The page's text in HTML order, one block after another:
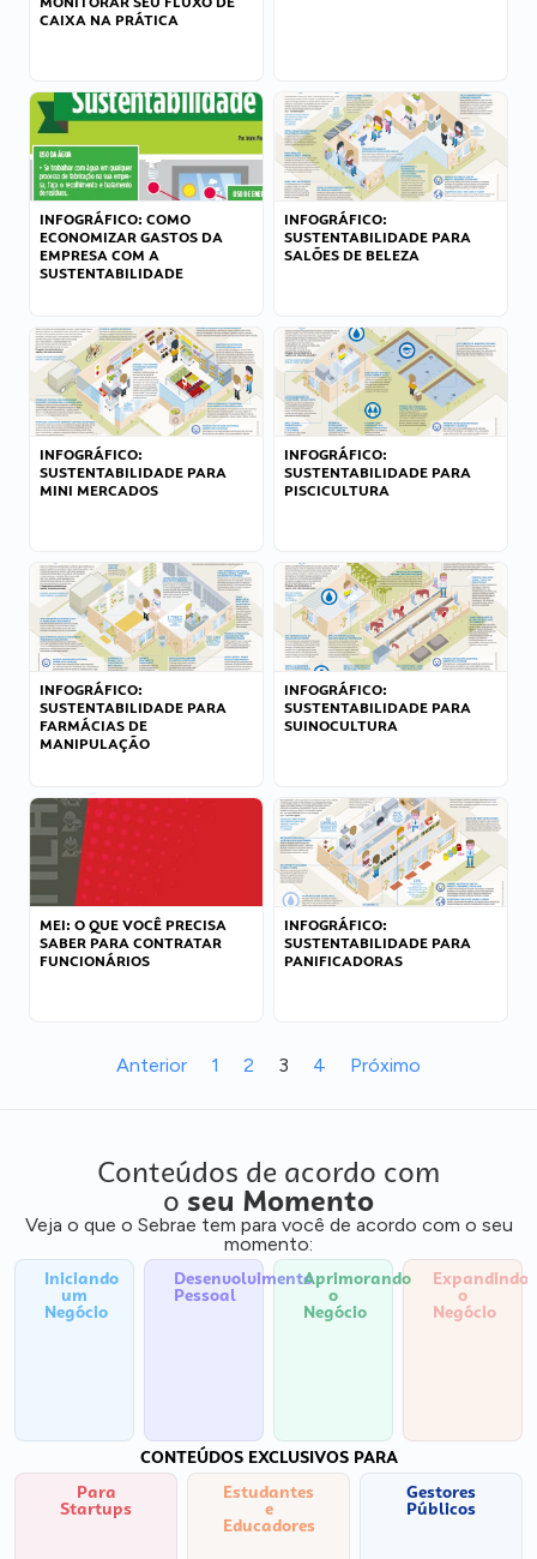
CAIXA NA PRÁTICA
INFOGRÁFICO: COMO
ECONOMIZAR GASTOS DA
EMPRESA COM A
SUSTENTABILIDADE
INFOGRÁFICO:
SUSTENTABILIDADE PARA
SALÕES DE BELEZA
INFOGRÁFICO:
SUSTENTABILIDADE PARA
MINI MERCADOS
INFOGRÁFICO:
SUSTENTABILIDADE PARA
PISCICULTURA
INFOGRÁFICO:
SUSTENTABILIDADE PARA
FARMÁCIAS DE
MANIPULAÇÃO
INFOGRÁFICO:
SUSTENTABILIDADE PARA
SUINOCULTURA
MEI: O QUE VOCÊ PRECISA
SABER PARA CONTRATAR
FUNCIONÁRIOS
INFOGRÁFICO:
SUSTENTABILIDADE PARA
PANIFICADORAS
Anterior 1 2 3 4 Próximo
Conteúdos de acordo com
o seu Momento
Veja o que o Sebrae tem para você de acordo com o seu
momento:
Iniciando
um
Negócio
Desenvolvimento
Pessoal
Aprimorando
o
Negócio
Expandindo
o
Negócio
CONTEÚDOS EXCLUSIVOS PARA
Para
Startups
Estudantes
e
Educadores
Gestores
Públicos